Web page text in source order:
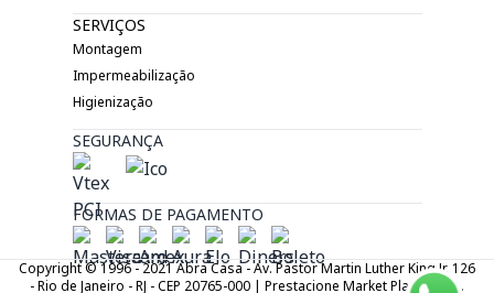
SERVIÇOS
Montagem
Impermeabilização
Higienização
SEGURANÇA
FORMAS DE PAGAMENTO
Copyright © 1996 - 2021 Abra Casa - Av. Pastor Martin Luther King Jr. 126
- Rio de Janeiro - RJ - CEP 20765-000 | Prestacione Market Place LTDA.